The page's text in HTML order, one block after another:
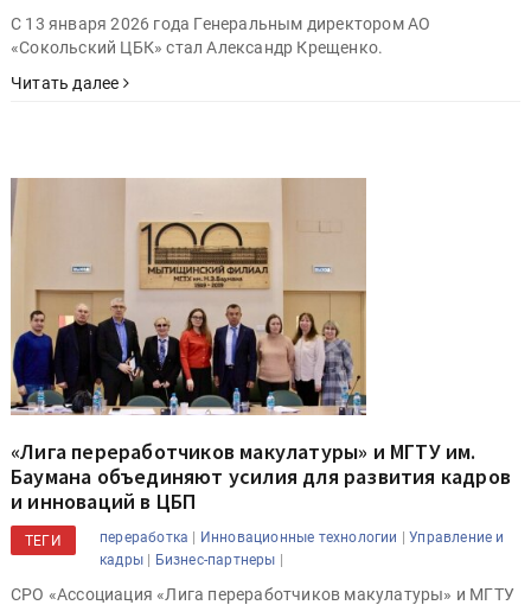
C 13 января 2026 года Генеральным директором АО
«Сокольский ЦБК» стал Александр Крещенко.
Читать далее
«Лига переработчиков макулатуры» и МГТУ им.
Баумана объединяют усилия для развития кадров
и инноваций в ЦБП
ТЕГИ переработка | Инновационные технологии |Управление и
кадры | Бизнес-партнеры |
СРО «Ассоциация «Лига переработчиков макулатуры» и МГТУ